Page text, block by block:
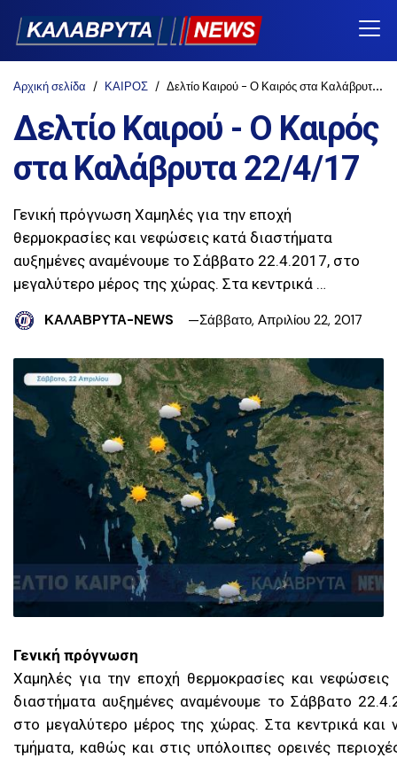
Αρχική σελίδα ΚΑΙΡΟΣ Δελτίο Καιρού - Ο Καιρός στα Καλάβρυτα 22/4/17
Δελτίο Καιρού - Ο Καιρός
στα Καλάβρυτα 22/4/17
Γενική πρόγνωση Χαμηλές για την εποχή
θερμοκρασίες και νεφώσεις κατά διαστήματα
αυξημένες αναμένουμε τo Σάββατο 22.4.2017, στο
μεγαλύτερο μέρος της χώρας. Στα κεντρικά …
ΚΑΛΑΒΡΥΤΑ-NEWS Σάββατο, Απριλίου 22, 2017
Γενική πρόγνωση
Χαμηλές για την εποχή θερμοκρασίες και νεφώσεις
διαστήματα αυξημένες αναμένουμε τo Σάββατο
στο μεγαλύτερο μέρος της χώρας. Στα κεντρικά και
τμήματα, καθώς και στις υπόλοιπες ορεινές